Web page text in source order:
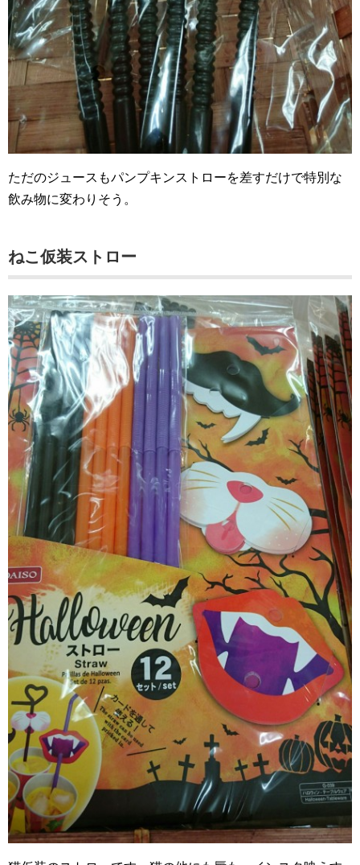
ただのジュースもパンプキンストローを差すだけで特別な
飲み物に変わりそう。
ねこ仮装ストロー